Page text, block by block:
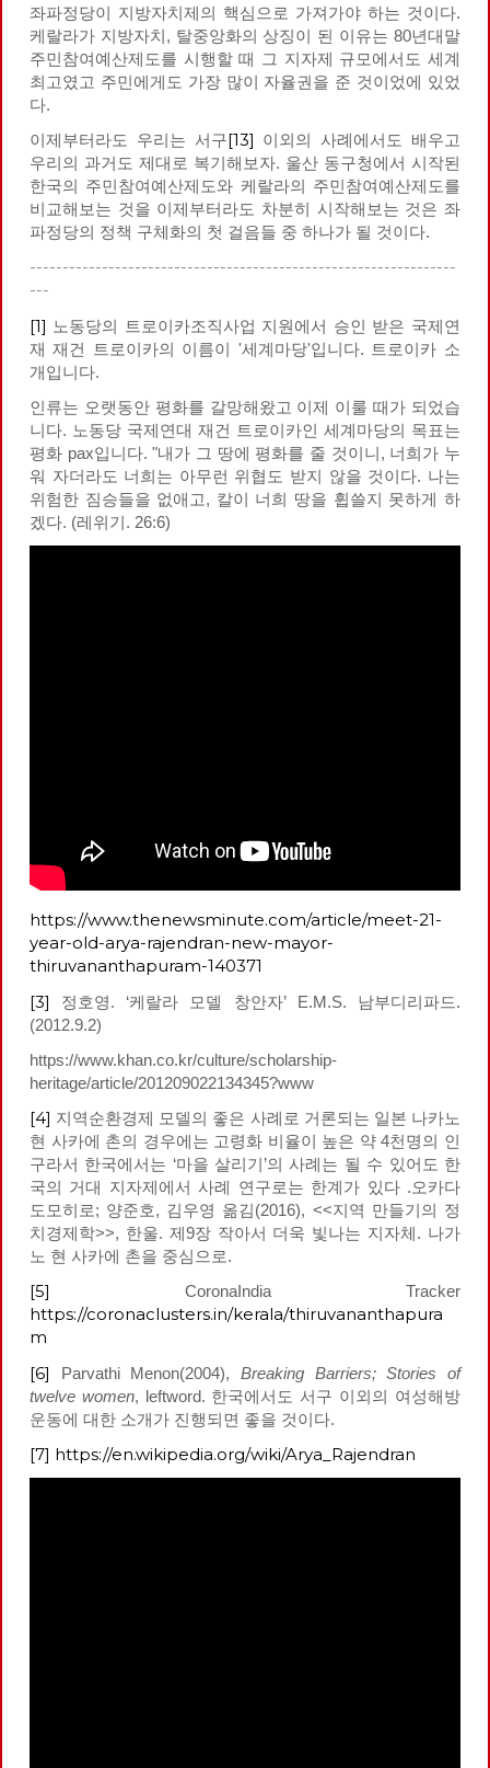
좌파정당이 지방자치제의 핵심으로 가져가야 하는 것이다.
케랄라가 지방자치, 탈중앙화의 상징이 된 이유는 80년대말
주민참여예산제도를 시행할 때 그 지자제 규모에서도 세계
최고였고 주민에게도 가장 많이 자율권을 준 것이었에 있었
다.
이제부터라도 우리는 서구[13] 이외의 사례에서도 배우고
우리의 과거도 제대로 복기해보자. 울산 동구청에서 시작된
한국의 주민참여예산제도와 케랄라의 주민참여예산제도를
비교해보는 것을 이제부터라도 차분히 시작해보는 것은 좌
파정당의 정책 구체화의 첫 걸음들 중 하나가 될 것이다.
-----------------------------------------------------------------
---
[1] 노동당의 트로이카조직사업 지원에서 승인 받은 국제연
재 재건 트로이카의 이름이 '세계마당'입니다. 트로이카 소
개입니다.
인류는 오랫동안 평화를 갈망해왔고 이제 이룰 때가 되었습
니다. 노동당 국제연대 재건 트로이카인 세계마당의 목표는
평화 pax입니다. "내가 그 땅에 평화를 줄 것이니, 너희가 누
워 자더라도 너희는 아무런 위협도 받지 않을 것이다. 나는
위험한 짐승들을 없애고, 칼이 너희 땅을 휩쓸지 못하게 하
겠다. (레위기. 26:6)
https://www.thenewsminute.com/article/meet-21-
year-old-arya-rajendran-new-mayor-
thiruvananthapuram-140371
[3]
정호영. ‘케랄라 모델 창안자’ E.M.S. 남부디리파드.
(2012.9.2)
https://www.khan.co.kr/culture/scholarship-
heritage/article/201209022134345?www
[4] 지역순환경제 모델의 좋은 사례로 거론되는 일본 나카노
현 사카에 촌의 경우에는 고령화 비율이 높은 약 4천명의 인
구라서 한국에서는 ‘마을 살리기’의 사례는 될 수 있어도 한
국의 거대 지자제에서 사례 연구로는 한계가 있다 .오카다
도모히로; 양준호, 김우영 옮김(2016), <<지역 만들기의 정
치경제학>>, 한울. 제9장 작아서 더욱 빛나는 지자체. 나가
노 현 사카에 촌을 중심으로.
[5] CoronaIndia Tracker
https://coronaclusters.in/kerala/thiruvananthapura
m
[6]
Parvathi Menon(2004), Breaking Barriers; Stories of
twelve women, leftword. 한국에서도 서구 이외의 여성해방
운동에 대한 소개가 진행되면 좋을 것이다.
[7] https://en.wikipedia.org/wiki/Arya_Rajendran